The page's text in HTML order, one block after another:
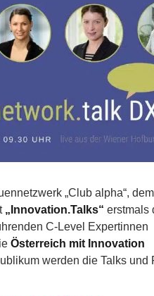
„Club alpha“, dem
„Innovation.Talks“ erstmals
C-Level Expertinnen
Österreich mit Innovation
werden die Talks und